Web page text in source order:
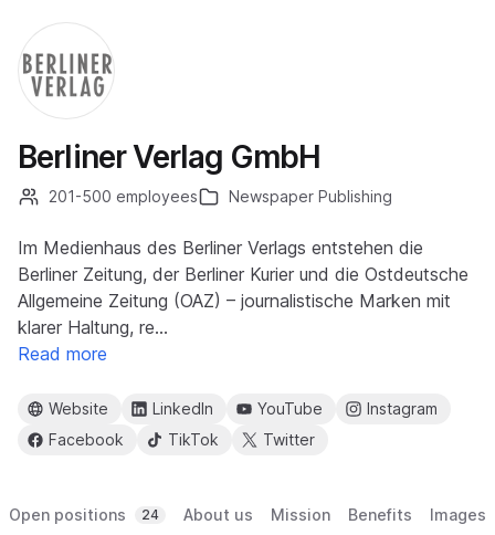
Berliner Verlag GmbH
201-500 employees Newspaper Publishing
Im Medienhaus des Berliner Verlags entstehen die
Berliner Zeitung, der Berliner Kurier und die Ostdeutsche
Allgemeine Zeitung (OAZ) – journalistische Marken mit
klarer Haltung, re…
Read more
Website LinkedIn YouTube
Instagram
Facebook
TikTok Twitter
Open positions 24 About us Mission Benefits Images